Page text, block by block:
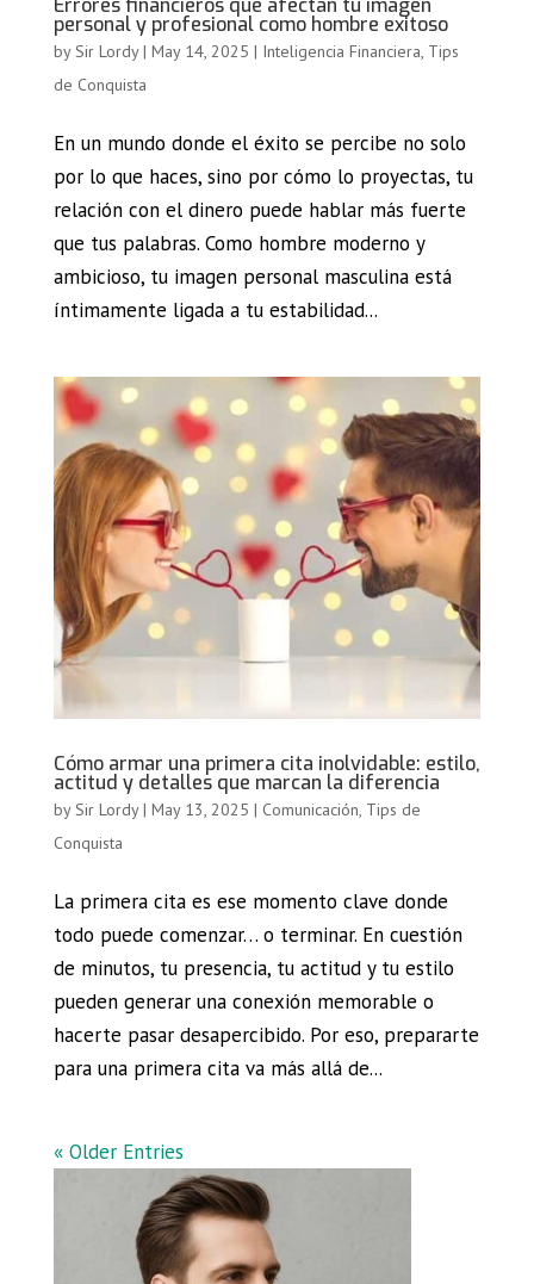
Errores financieros que afectan tu imagen
personal y profesional como hombre exitoso
bySir Lordy| May 14, 2025 | Inteligencia Financiera, Tips
de Conquista
En un mundo donde el éxito se percibe no solo
por lo que haces, sino por cómo lo proyectas, tu
relación con el dinero puede hablar más fuerte
que tus palabras. Como hombre moderno y
ambicioso, tu imagen personal masculina está
íntimamente ligada a tu estabilidad...
Cómo armar una primera cita inolvidable: estilo,
actitud y detalles que marcan la diferencia
by Sir Lordy| May 13, 2025 | Comunicación Tips de
Conquista
La primera cita es ese momento clave donde
todo puede comenzar… o terminar. En cuestión
de minutos, tu presencia, tu actitud y tu estilo
pueden generar una conexión memorable o
hacerte pasar desapercibido. Por eso, prepararte
para una primera cita va más allá de...
« Older Entries